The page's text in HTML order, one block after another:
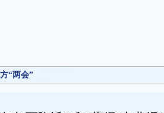
“两会”